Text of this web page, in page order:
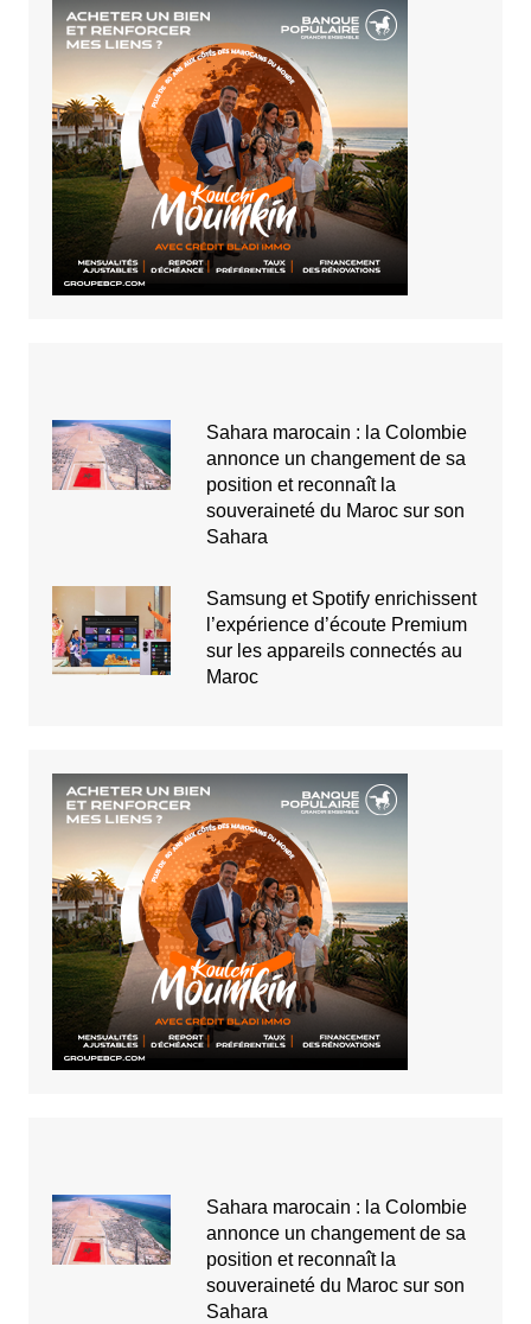
Sahara marocain : la Colombie
annonce un changement de sa
position et reconnaît la
souveraineté du Maroc sur son
Sahara
Samsung et Spotify enrichissent
l’expérience d’écoute Premium
sur les appareils connectés au
Maroc
Sahara marocain : la Colombie
annonce un changement de sa
position et reconnaît la
souveraineté du Maroc sur son
Sahara